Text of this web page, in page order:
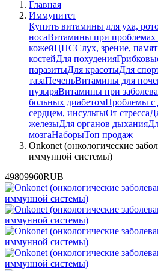
Главная
Иммунитет
Купить витамины для уха,
носаВитамины при проблемах
кожейЦНССлух, зрение,
костейДля похудения
паразитыДля красотыДля
тазаПеченьВитамины для
пузыряВитамины при
больных диабетомПроблемы с
сердцем, инсультыОт стресса
железыДля органов дыхания
мозгаНаборыТоп продаж
Onkonet (онкологические
иммунной системы)
49809960RUB